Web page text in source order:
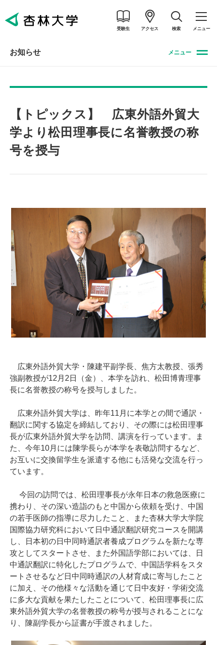
受験生 アクセス 検索 メニュー
お知らせ メニュー
【トピックス】 広東外語外貿大
学より松田理事長に名誉教授の称
号を授与
広東外語外貿大学・陳建平副学長、焦方太教授、張秀
強副教授が12月2日（金）、本学を訪れ、松田博青理事
長に名誉教授の称号を授与しました。
広東外語外貿大学は、昨年11月に本学との間で通訳・
翻訳に関する協定を締結しており、その際には松田理事
長が広東外語外貿大学を訪問、講演を行っています。ま
た、今年10月には陳学長らが本学を表敬訪問するなど、
お互いに交換留学生を派遣する他にも活発な交流を行っ
ています。
今回の訪問では、松田理事長が永年日本の救急医療に
携わり、その深い造詣のもと中国から依頼を受け、中国
の若手医師の指導に尽力したこと、また杏林大学大学院
国際協力研究科において日中通訳翻訳研究コースを開講
し、日本初の日中同時通訳者養成プログラムを新たな専
攻としてスタートさせ、また外国語学部においては、日
中通訳翻訳に特化したプログラムで、中国語学科をスタ
ートさせるなど日中同時通訳の人材育成に寄与したこと
に加え、その他様々な活動を通じて日中友好・学術交流
に多大な貢献を果たしたことについて、松田理事長に広
東外語外貿大学の名誉教授の称号が授与されることにな
り、陳副学長から証書が手渡されました。